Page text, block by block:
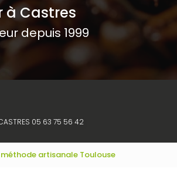
à Castres
depuis 1999
05 63 75 56 42
artisanale Toulouse